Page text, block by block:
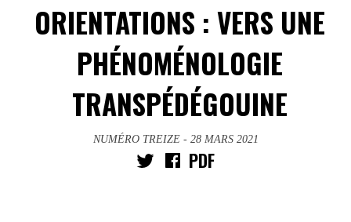
ORIENTATIONS : VERS UNE
PHÉNOMÉNOLOGIE
TRANSPÉDÉGOUINE
NUMÉRO TREIZE - 28 MARS 2021
PDF